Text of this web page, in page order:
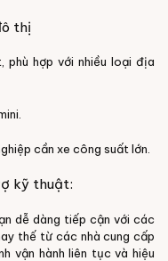
thị
phù hợp với nhiều loại địa
cần xe công suất lớn.
kỹ thuật:
dễ dàng tiếp cận với các
thế từ các nhà cung cấp
vận hành liên tục và hiệu